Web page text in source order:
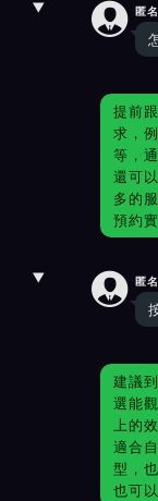
 匿
提前
求，
等，
還可
多的
預約實
 匿
建議
選能
上的
適合
型，
也可